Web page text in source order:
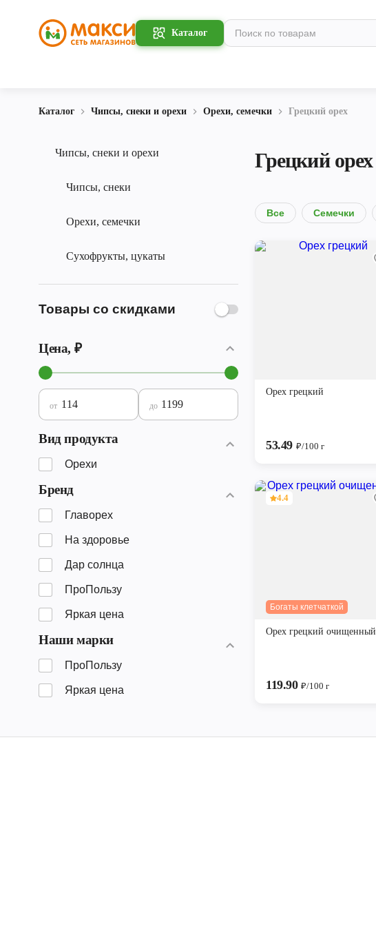
Каталог
Каталог Чипсы, снеки и орехи Орехи, семечки Грецкий орех
Чипсы, снеки и орехи
Чипсы, снеки
Орехи, семечки
Сухофрукты, цукаты
Товары со скидками
Цена, ₽
от до
Вид продукта
Орехи
Бренд
Главорех
На здоровье
Дар солнца
ПроПользу
Яркая цена
Наши марки
ПроПользу
Яркая цена
Грецкий орех
Все Семечки
Орех грецкий
53.49 ₽/100 г
Богаты клетчаткой
4.4
Орех грецкий очищенный
119.90₽/100 г